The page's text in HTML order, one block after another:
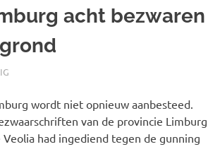
acht bezwaren
wordt niet opnieuw aanbesteed.
van de provincie Limburg
had ingediend tegen de gunning